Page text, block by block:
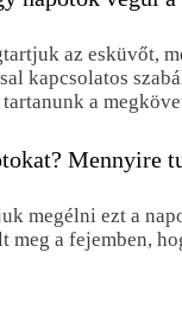
az esküvőt,
kapcsolatos
a
Mennyire
megélni ezt a
meg a fejemben,